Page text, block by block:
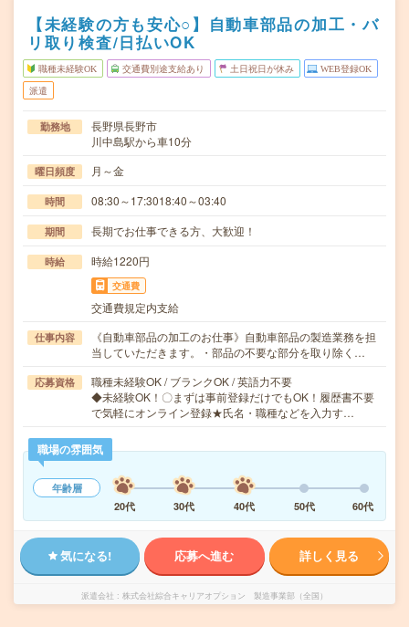
【未経験の方も安心○】自動車部品の加工・バ
リ取り検査/日払いOK
職種未経験OK 交通費別途支給あり 土日祝日が休み WEB登録OK
派遣
勤務地
長野県長野市
川中島駅から車10分
曜日頻度 月～金
時間 08:30～17:3018:40～03:40
期間 長期でお仕事できる方、大歓迎！
時給 時給1220円
交通費
交通費規定内支給
仕事内容
《自動車部品の加工のお仕事》自動車部品の製造業務を担
当していただきます。・部品の不要な部分を取り除く…
応募資格
職種未経験OK / ブランクOK / 英語力不要
◆未経験OK！〇まずは事前登録だけでもOK！履歴書不要
で気軽にオンライン登録★氏名・職種などを入力す…
職場の雰囲気
年齢層
20代
30代 40代 50代 60代
気になる! 応募へ進む 詳しく見る
派遣会社 株式会社綜合キャリアオプション 製造事業部（全国）